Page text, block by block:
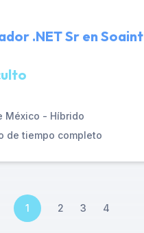
.NET Sr en Soaint
México - Híbrido
de tiempo completo
1 2 3 4